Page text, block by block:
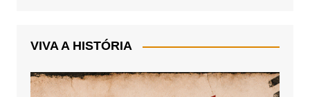
VIVA A HISTÓRIA